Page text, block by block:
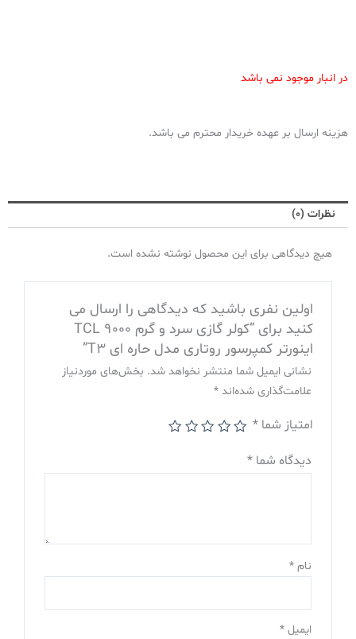
در انبار موجود نمی باشد
هزینه ارسال بر عهده خریدار محترم می باشد.
نظرات (0)
هیچ دیدگاهی برای این محصول نوشته نشده است.
اولین نفری باشید که دیدگاهی را ارسال می
کنید برای “کولر گازی سرد و گرم 9000 TCL
اینورتر کمپرسور روتاری مدل حاره ای T3”
نشانی ایمیل شما منتشر نخواهد شد. بخش‌های موردنیاز
علامت‌گذاری شده‌اند *
امتیاز شما *
دیدگاه شما *
نام *
ایمیل *